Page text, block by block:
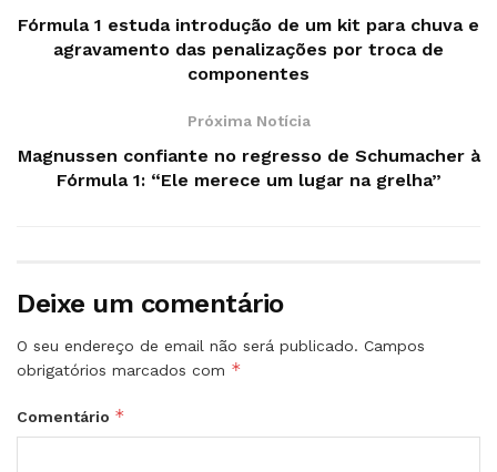
Fórmula 1 estuda introdução de um kit para chuva e
agravamento das penalizações por troca de
componentes
Próxima Notícia
Magnussen confiante no regresso de Schumacher à
Fórmula 1: “Ele merece um lugar na grelha”
Deixe um comentário
O seu endereço de email não será publicado. Campos
obrigatórios marcados com *
Comentário *